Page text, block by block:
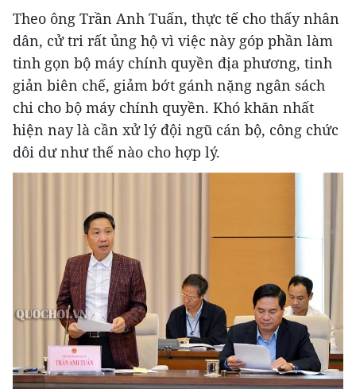
Theo ông Trần Anh Tuấn, thực tế cho thấy nhân
dân, cử tri rất ủng hộ vì việc này góp phần làm
tinh gọn bộ máy chính quyền địa phương, tinh
giản biên chế, giảm bớt gánh nặng ngân sách
chi cho bộ máy chính quyền. Khó khăn nhất
hiện nay là cần xử lý đội ngũ cán bộ, công chức
dôi dư như thế nào cho hợp lý.